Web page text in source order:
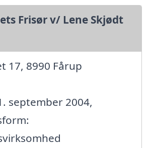
Frisør v/ Lene Skjødt
17, 8990 Fårup
september 2004,